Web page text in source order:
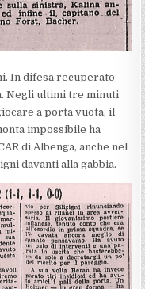
In difesa recuperato
Negli ultimi tre minuti
a porta vuota, il
impossibile ha
di Albenga, anche nel
davanti alla gabbia.